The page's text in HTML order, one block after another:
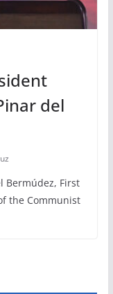
del
Bermúdez, First
the Communist